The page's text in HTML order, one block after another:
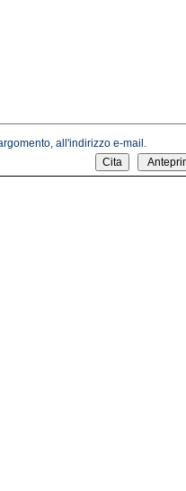
all'indirizzo e-mail.